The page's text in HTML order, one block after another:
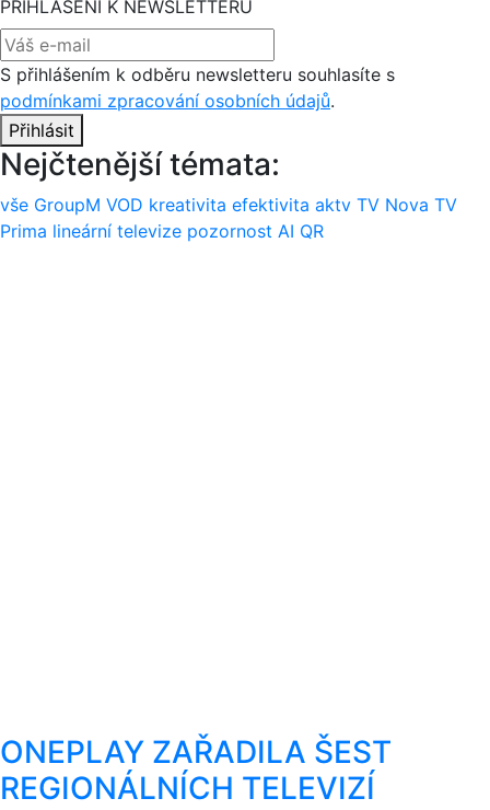
PŘIHLÁŠENÍ K NEWSLETTERU
S přihlášením k odběru newsletteru souhlasíte s
podmínkami zpracování osobních údajů.
Přihlásit
Nejčtenější témata:
vše GroupM VOD kreativita efektivita aktv TV Nova TV
Prima lineární televize pozornost AI QR
ONEPLAY ZAŘADILA ŠEST
REGIONÁLNÍCH TELEVIZÍ